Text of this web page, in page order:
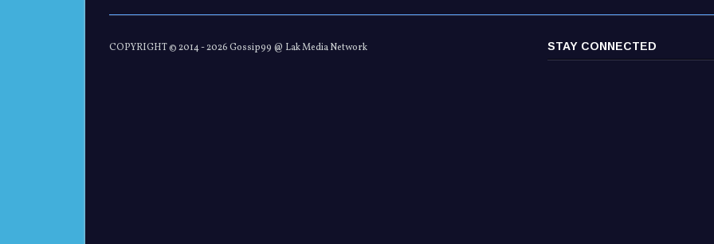
COPYRIGHT © 2014 -2026 Gossip99 @ Lak Media Network STAY CONNECTED